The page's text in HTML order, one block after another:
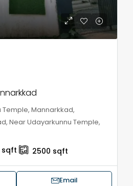
Mannarkkad,
Near Udayarkunnu Temple,
sqft 2500 sqft
Email